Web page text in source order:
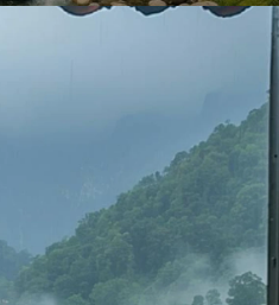
यह भी एक लोकप्रिय